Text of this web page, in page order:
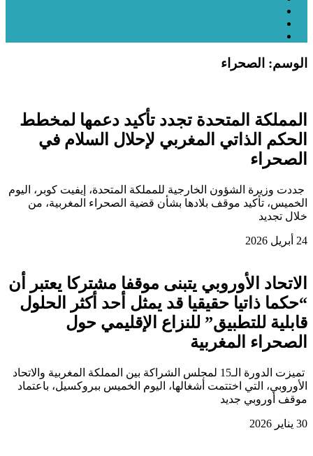
الوسم: الصحراء
المملكة المتحدة تجدد تأكيد دعمها لمخطط
الحكم الذاتي المغربي لإحلال السلام في
الصحراء
جددت وزيرة الشؤون الخارجية للمملكة المتحدة، إيفيت كوبر، اليوم
الخميس، تأكيد موقف بلادها بشأن قضية الصحراء المغربية، من
خلال تجديد
24 أبريل 2026
الاتحاد الأوروبي يتبنى موقفا مشتركا يعتبر أن
“حكما ذاتيا حقيقيا قد يمثل أحد أكثر الحلول
قابلية للتطبيق” للنزاع الإقليمي حول
الصحراء المغربية
تميزت الدورة الـ15 لمجلس الشراكة بين المملكة المغربية والاتحاد
الأوروبي، التي اختتمت أشغالها، اليوم الخميس ببروكسيل، باعتماد
موقف أوروبي جديد
30 يناير 2026